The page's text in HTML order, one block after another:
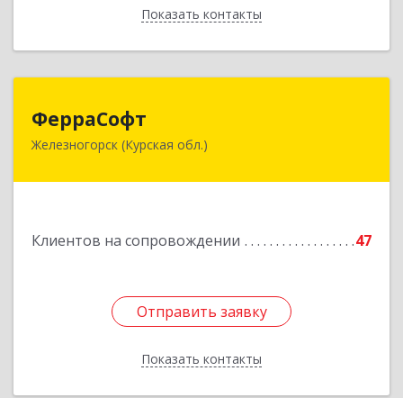
Показать контакты
Назад
ФерраСофт
Железногорск (Курская обл.)
Клиентов на сопровождении 47
Отправить заявку
Показать контакты
307179, Курская обл, Железногорск г, Ленина ул,
Отправить заявку
Назад